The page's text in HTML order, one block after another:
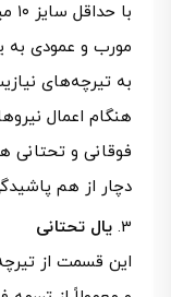
مورب و عمودی به
به تیرچه‌های
هنگام اعمال
فوقانی و تحتانی
دچار از هم
یال تحتانی
این قسمت از